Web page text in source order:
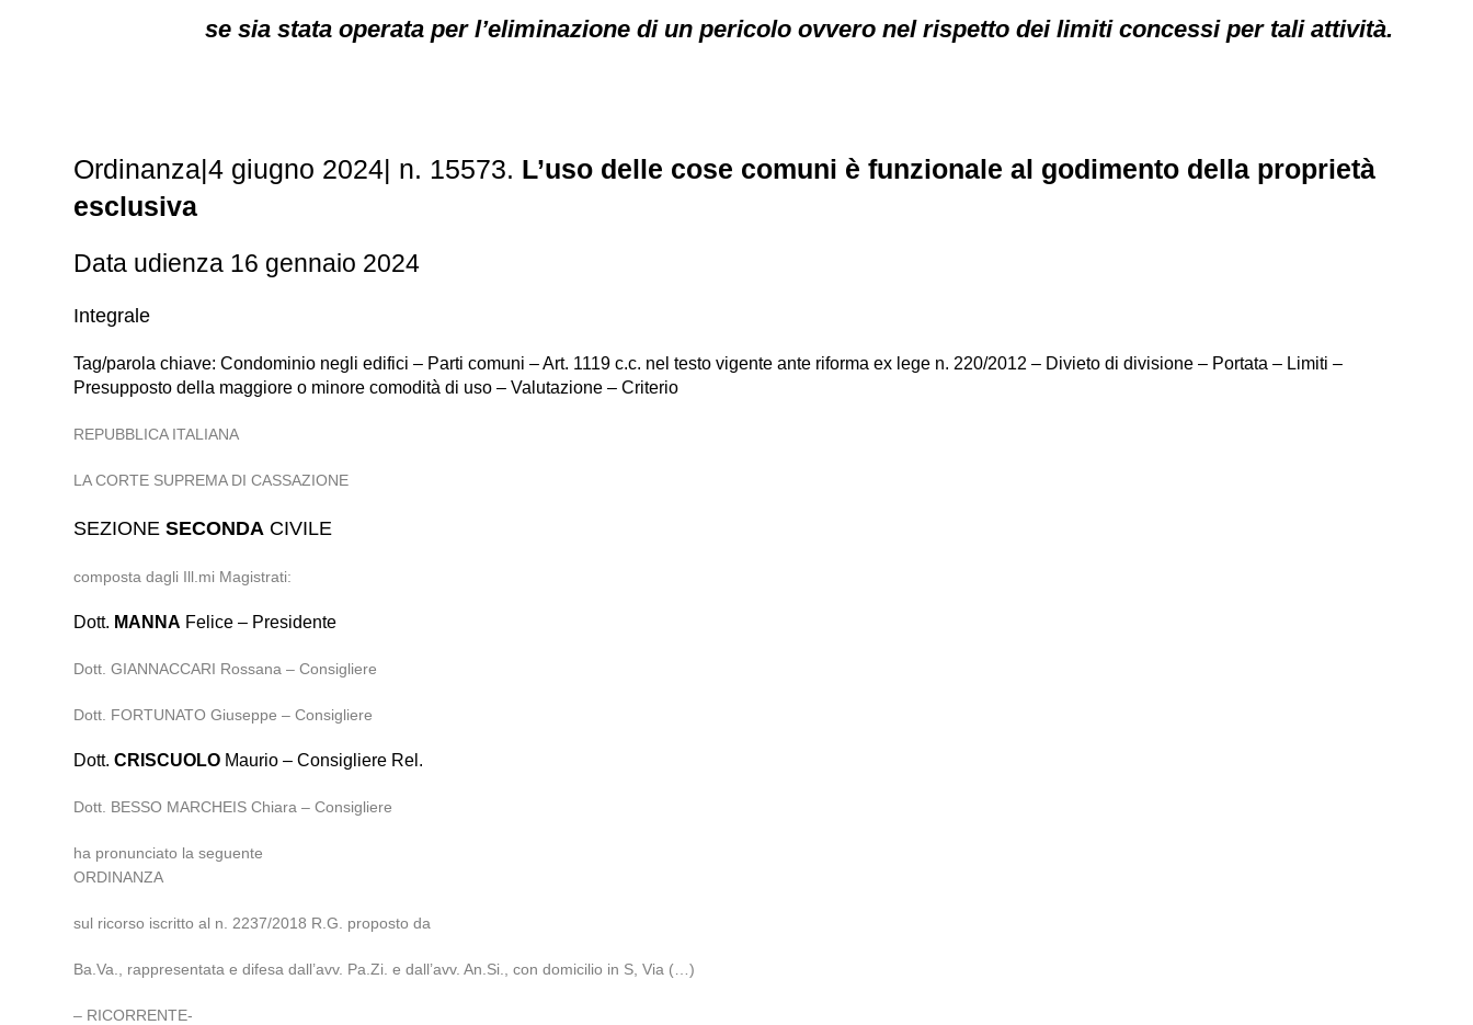
se sia stata operata per l’eliminazione di un pericolo ovvero nel rispetto dei limiti concessi per tali attività.
Ordinanza|4 giugno 2024| n. 15573. L’uso delle cose comuni è funzionale al godimento della proprietà
esclusiva
Data udienza 16 gennaio 2024
Integrale
Tag/parola chiave: Condominio negli edifici – Parti comuni – Art. 1119 c.c. nel testo vigente ante riforma ex lege n. 220/2012 – Divieto di divisione – Portata – Limiti –
Presupposto della maggiore o minore comodità di uso – Valutazione – Criterio
REPUBBLICA ITALIANA
LA CORTE SUPREMA DI CASSAZIONE
SEZIONESECONDA CIVILE
composta dagli Ill.mi Magistrati:
Dott. MANNA Felice – Presidente
Dott. GIANNACCARI Rossana – Consigliere
Dott. FORTUNATO Giuseppe – Consigliere
Dott.CRISCUOLO Maurio – Consigliere Rel.
Dott. BESSO MARCHEIS Chiara – Consigliere
ha pronunciato la seguente
ORDINANZA
sul ricorso iscritto al n. 2237/2018 R.G. proposto da
Ba.Va., rappresentata e difesa dall’avv. Pa.Zi. e dall’avv. An.Si., con domicilio in S, Via (…)
– RICORRENTE-